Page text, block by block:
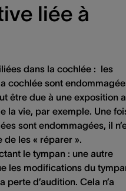
liée à
dans la cochlée : les
cochlée sont
être due à une exposition
la vie, par exemple. Une
sont endommagées, il
les « réparer ».
le tympan : une autre
les modifications du
perte d’audition. Cela n’a